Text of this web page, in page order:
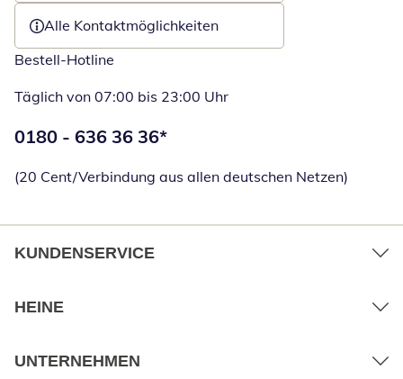
Alle Kontaktmöglichkeiten
Bestell-Hotline
Täglich von 07:00 bis 23:00 Uhr
Telefonnummer:
0180 - 636 36 36*
(20 Cent/Verbindung aus allen deutschen Netzen)
KUNDENSERVICE
HEINE
UNTERNEHMEN